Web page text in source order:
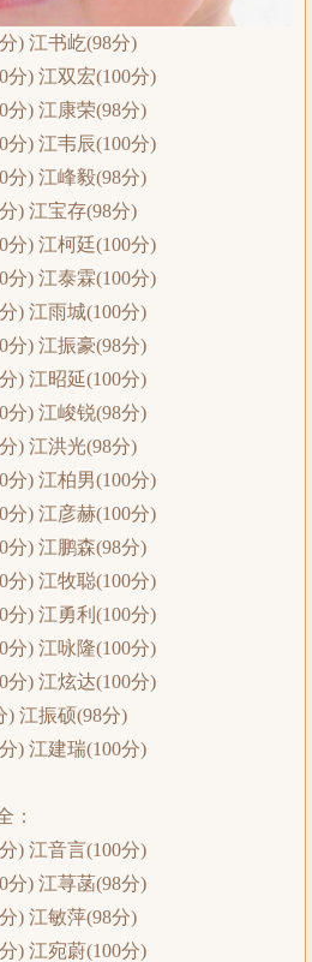
) 江书屹(98分)
分) 江双宏(100分)
分) 江康荣(98分)
分) 江韦辰(100分)
分) 江峰毅(98分)
) 江宝存(98分)
分) 江柯廷(100分)
分) 江泰霖(100分)
) 江雨城(100分)
分) 江振豪(98分)
) 江昭延(100分)
分) 江峻锐(98分)
) 江洪光(98分)
分) 江柏男(100分)
分) 江彦赫(100分)
分) 江鹏森(98分)
分) 江牧聪(100分)
分) 江勇利(100分)
分) 江咏隆(100分)
分) 江炫达(100分)
) 江振硕(98分)
) 江建瑞(100分)
：
) 江音言(100分)
分) 江荨菡(98分)
) 江敏萍(98分)
) 江宛蔚(100分)